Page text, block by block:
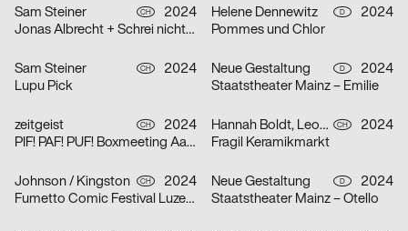
Sam Steiner CH
2024
Jonas Albrecht + Schrei nicht so Orkestra
Helene Dennewitz D
2024
Pommes und Chlor
Sam Steiner CH
2024
Lupu Pick
Neue Gestaltung D
2024
Staatstheater Mainz – Emilie
zeitgeist CH
2024
PIF! PAF! PUF! Boxmeeting Aarau
Hannah Boldt, Leonie Felber CH
2024
Fragil Keramikmarkt
Johnson / Kingston CH
2024
Fumetto Comic Festival Luzern
Neue Gestaltung D
2024
Staatstheater Mainz – Otello